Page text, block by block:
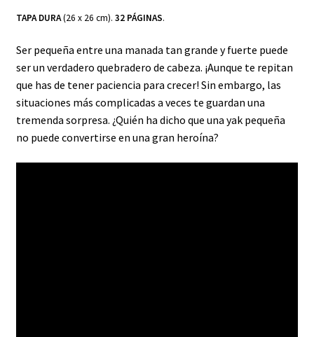
TAPA DURA(26 x 26 cm). 32 PÁGINAS.
Ser pequeña entre una manada tan grande y fuerte puede
ser un verdadero quebradero de cabeza. ¡Aunque te repitan
que has de tener paciencia para crecer! Sin embargo, las
situaciones más complicadas a veces te guardan una
tremenda sorpresa. ¿Quién ha dicho que una yak pequeña
no puede convertirse en una gran heroína?